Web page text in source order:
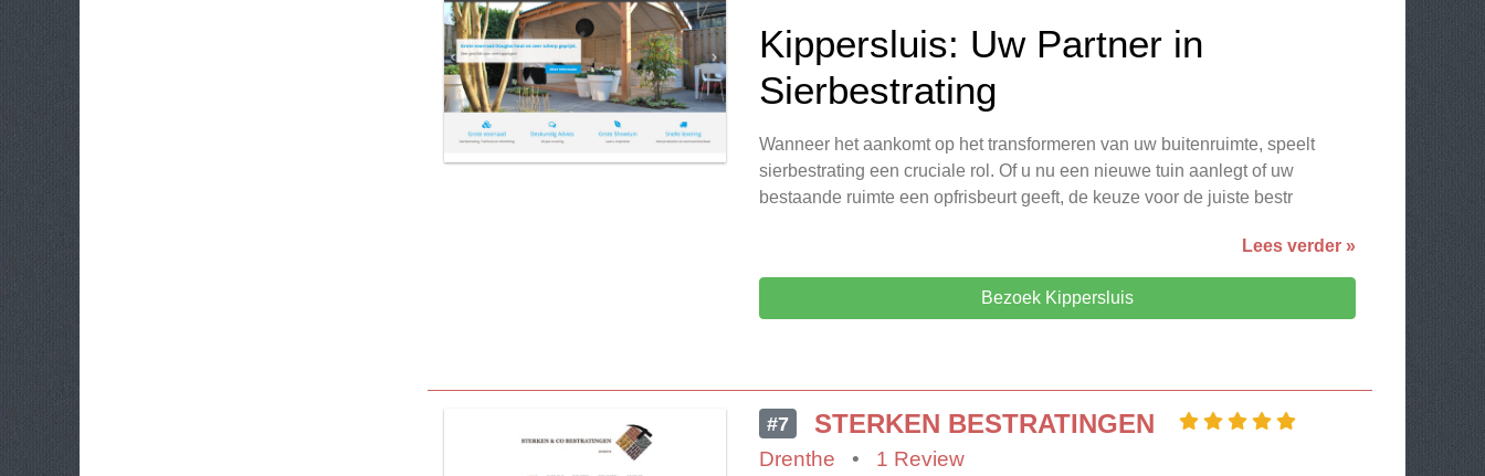
Kippersluis: Uw Partner in
Sierbestrating
Wanneer het aankomt op het transformeren van uw buitenruimte, speelt
sierbestrating een cruciale rol. Of u nu een nieuwe tuin aanlegt of uw
bestaande ruimte een opfrisbeurt geeft, de keuze voor de juiste bestr
Lees verder »
Bezoek Kippersluis
#7 STERKEN BESTRATINGEN
Drenthe • 1 Review